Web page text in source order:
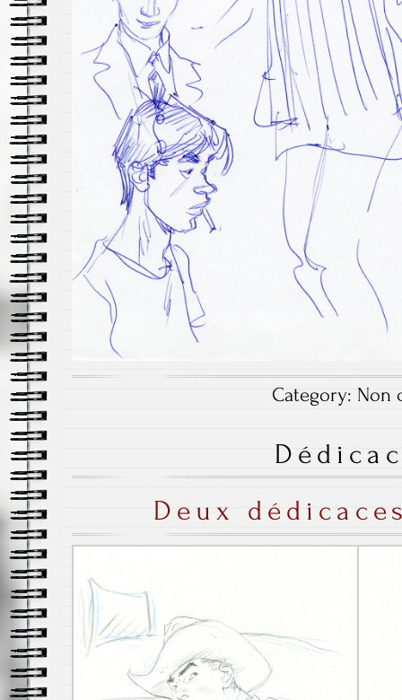
Category: Non
Deux